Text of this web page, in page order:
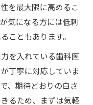
を最大限に高めるこ
気になる方には低刺
こともあります。
を入れている歯科医
丁寧に対応していま
、期待どおりの白さ
るため、まずは気軽